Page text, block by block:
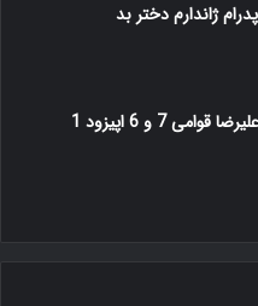
ژاندارم دختر بد
7 و 6 اپیزود 1